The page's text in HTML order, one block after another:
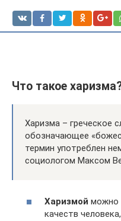
Что такое
Харизма – греческое
обозначающее
термин употреблен
социологом Максом
Харизмой можно
качеств